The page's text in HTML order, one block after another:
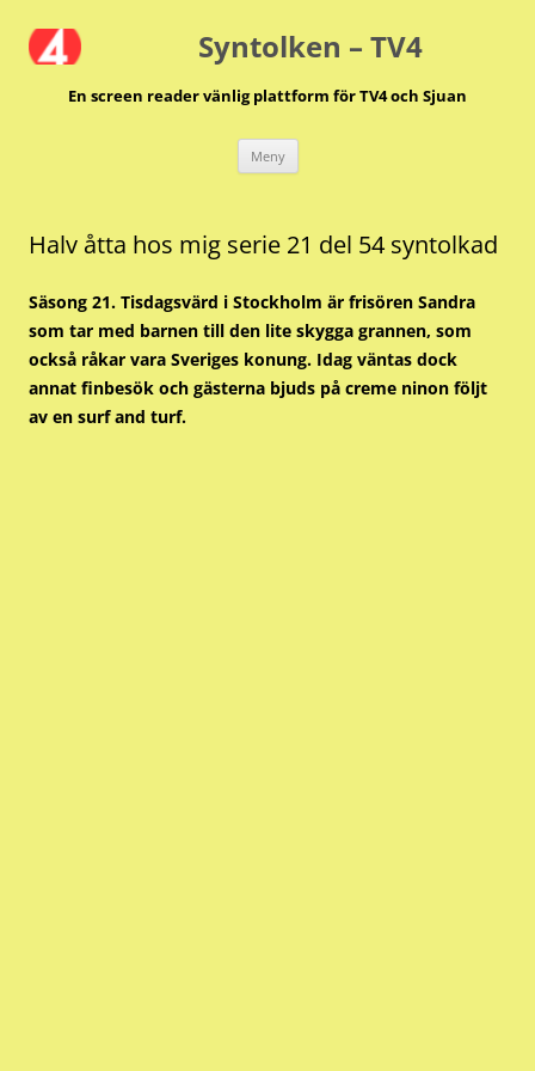
till
innehåll Syntolken – TV4
En screen reader vänlig plattform för TV4 och Sjuan
Meny
Halv åtta hos mig serie 21 del 54 syntolkad
Säsong 21. Tisdagsvärd i Stockholm är frisören Sandra
som tar med barnen till den lite skygga grannen, som
också råkar vara Sveriges konung. Idag väntas dock
annat finbesök och gästerna bjuds på creme ninon följt
av en surf and turf.